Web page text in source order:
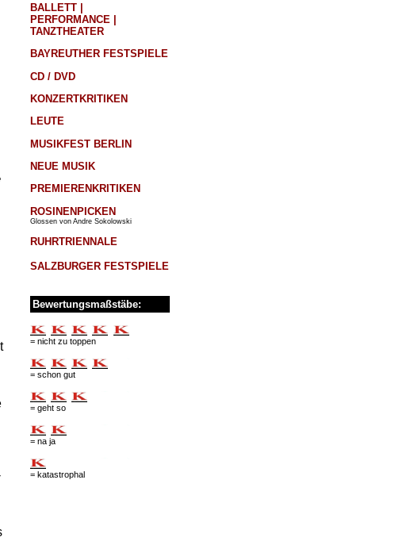
BALLETT |
PERFORMANCE |
TANZTHEATER
BAYREUTHER FESTSPIELE
CD / DVD
KONZERTKRITIKEN
LEUTE
MUSIKFEST BERLIN
NEUE MUSIK
PREMIERENKRITIKEN
ROSINENPICKEN
Glossen von Andre Sokolowski
RUHRTRIENNALE
SALZBURGER FESTSPIELE
Bewertungsmaßstäbe:
= nicht zu toppen
= schon gut
= geht so
= na ja
= katastrophal